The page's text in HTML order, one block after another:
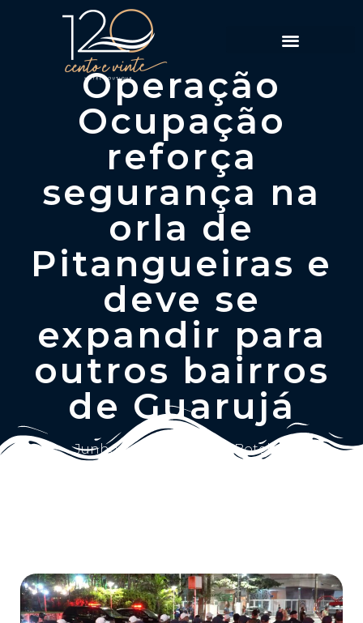
Operação
Ocupação
reforça
segurança na
orla de
Pitangueiras e
deve se
expandir para
outros bairros
de Guarujá
Junho 9, 2025 Ailton Botelho